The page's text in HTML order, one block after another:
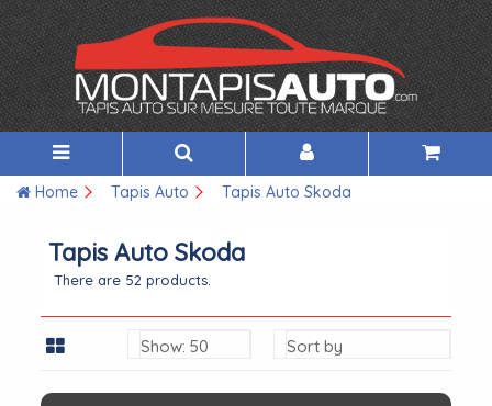
Home Tapis Auto Tapis Auto Skoda
Tapis Auto Skoda
There are 52 products.
Sort by
Show: 50